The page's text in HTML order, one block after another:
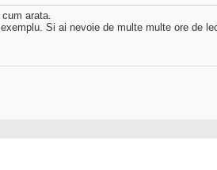
arata.
Si ai nevoie de multe multe ore de